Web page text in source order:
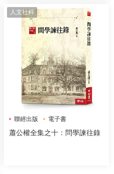
人文社科
聯經出版 電子書
蕭公權全集之十：問學諫往錄